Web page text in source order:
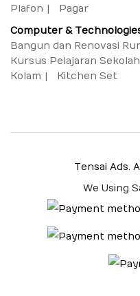
Plafon
Pagar
Computer &
Bangun dan Renovasi
Kursus Pelajaran Sekolah
Kolam
Kitchen Set
Tensai Ads.
We Using